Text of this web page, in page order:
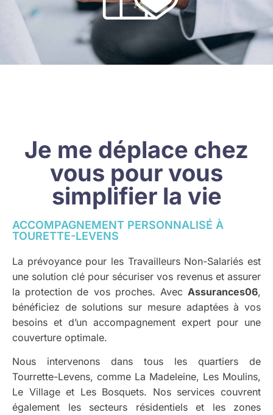
Je me déplace chez
vous pour vous
simplifier la vie
ACCOMPAGNEMENT PERSONNALISÉ À
TOURETTE-LEVENS
La prévoyance pour les Travailleurs Non-Salariés est
une solution clé pour sécuriser vos revenus et assurer
la protection de vos proches. Avec Assurances06,
bénéficiez de solutions sur mesure adaptées à vos
besoins et d’un accompagnement expert pour une
couverture optimale.
Nous intervenons dans tous les quartiers de
Tourrette-Levens, comme La Madeleine, Les Moulins,
Le Village et Les Bosquets. Nos services couvrent
également les secteurs résidentiels et les zones